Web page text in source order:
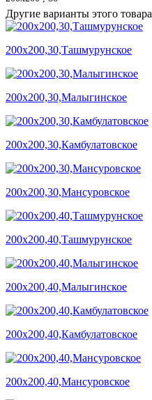
Другие варианты этого товара
200х200,30,Ташмурунское
200х200,30,Малыгинское
200х200,30,Камбулатовское
200х200,30,Мансуровское
200х200,40,Ташмурунское
200х200,40,Малыгинское
200х200,40,Камбулатовское
200х200,40,Мансуровское